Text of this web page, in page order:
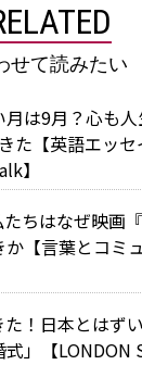
せて読みたい
は9月？心も
た【英語エッセ
】
ちはなぜ映画
【言葉とコミ
！日本とはず
」【LONDON